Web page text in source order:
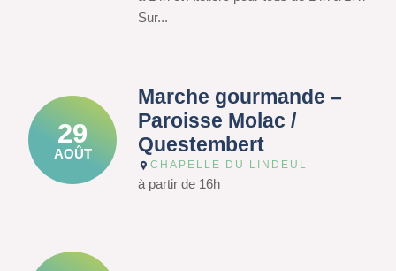
Sur...
29
AOÛT
Marche gourmande –
Paroisse Molac /
Questembert
CHAPELLE DU LINDEUL
à partir de 16h